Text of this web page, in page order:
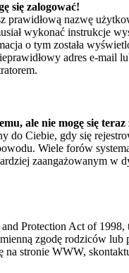
się zalogować!
prawidłową nazwę
wykonać instrukcje
o tym została
adres e-mail
ale nie mogę się
do Ciebie, gdy się
Wiele forów
zaangażowanym w
Protection Act of
zgodę rodziców
na stronie WWW,